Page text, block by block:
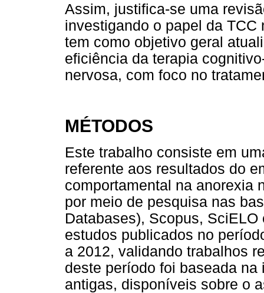
Assim, justifica-se uma
investigando o papel da
tem como objetivo geral
eficiência da terapia
nervosa, com foco no
MÉTODOS
Este trabalho consiste em
referente aos resultados do
comportamental na anorexia
por meio de pesquisa nas
Databases), Scopus,
estudos publicados no
a 2012, validando trabalhos
deste período foi baseada
antigas, disponíveis sobre o